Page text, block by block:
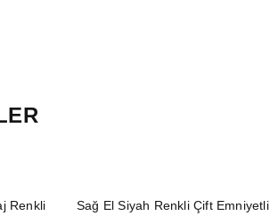
Renkli
Sağ El Siyah Renkli Çift Emniyetli